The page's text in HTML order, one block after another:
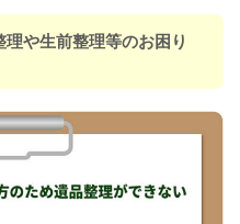
理や生前整理等のお困り